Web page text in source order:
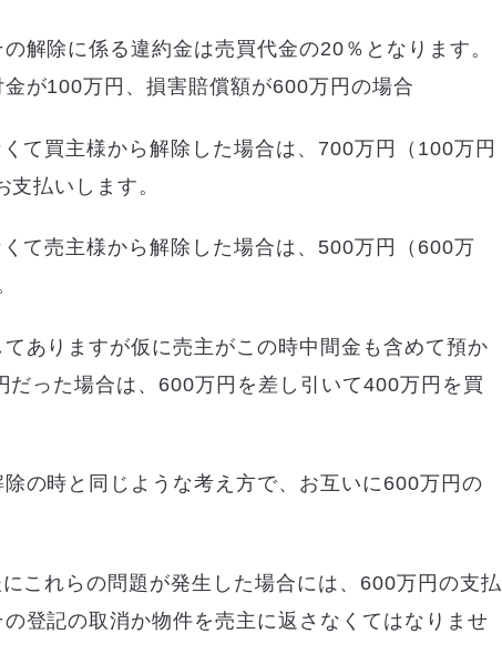
解除に係る違約金は売買代金の20％となります。
が100万円、損害賠償額が600万円の場合
て買主様から解除した場合は、700万円（100万円
払いします。
て売主様から解除した場合は、500万円（600万
ありますが仮に売主がこの時中間金も含めて預か
だった場合は、600万円を差し引いて400万円を買
の時と同じような考え方で、お互いに600万円の
これらの問題が発生した場合には、600万円の支払
登記の取消か物件を売主に返さなくてはなりませ